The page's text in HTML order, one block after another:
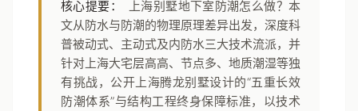
核心提要：
上海别墅地下室防潮怎么做？本
文从防水与防潮的物理原理差异出发，深度科
普被动式、主动式及内防水三大技术流派，并
针对上海大宅层高高、节点多、地质潮湿等独
有挑战，公开上海腾龙别墅设计的“五重长效
防潮体系”与结构工程终身保障标准，以技术